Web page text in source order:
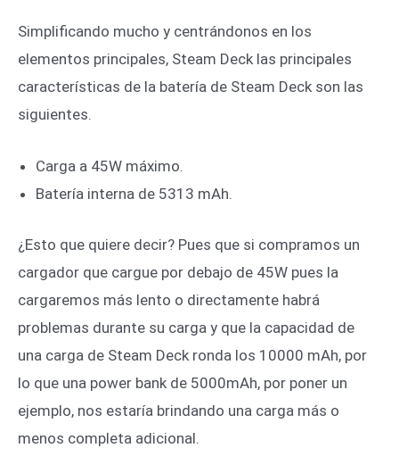
Simplificando mucho y centrándonos en los
elementos principales, Steam Deck las principales
características de la batería de Steam Deck son las
siguientes.
Carga a 45W máximo.
Batería interna de 5313 mAh.
¿Esto que quiere decir? Pues que si compramos un
cargador que cargue por debajo de 45W pues la
cargaremos más lento o directamente habrá
problemas durante su carga y que la capacidad de
una carga de Steam Deck ronda los 10000 mAh, por
lo que una power bank de 5000mAh, por poner un
ejemplo, nos estaría brindando una carga más o
menos completa adicional.